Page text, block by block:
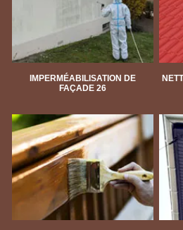
IMPERMÉABILISATION DE
FAÇADE 26